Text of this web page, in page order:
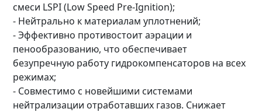
смеси LSPI (Low Speed Pre-Ignition);
- Нейтрально к материалам уплотнений;
- Эффективно противостоит аэрации и
пенообразованию, что обеспечивает
безупречную работу гидрокомпенсаторов на всех
режимах;
- Совместимо с новейшими системами
нейтрализации отработавших газов. Снижает